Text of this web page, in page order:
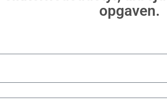
opgaven.